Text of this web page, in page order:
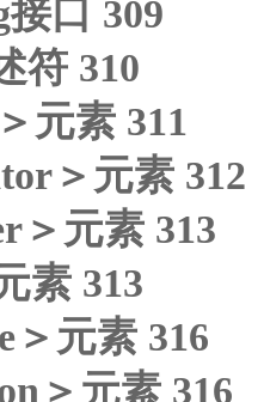
接口 309
符 310
元素 311
＞元素 312
＞元素 313
素 313
＞元素 316
＞元素 316